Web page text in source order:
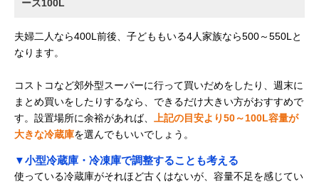
ース100L
夫婦二人なら400L前後、子どももいる4人家族なら500～550Lと
なります。
コストコなど郊外型スーパーに行って買いだめをしたり、週末に
まとめ買いをしたりするなら、できるだけ大きい方がおすすめで
す。設置場所に余裕があれば、
上記の目安より50～100L容量が
大きな冷蔵庫を選んでもいいでしょう。
▼小型冷蔵庫・冷凍庫で調整することも考える
使っている冷蔵庫がそれほど古くはないが、容量不足を感じてい